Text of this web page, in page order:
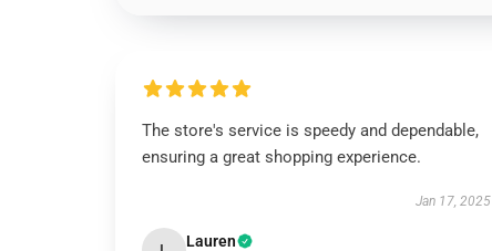
The store's service is speedy and dependable,
ensuring a great shopping experience.
Jan 17, 2025
Lauren